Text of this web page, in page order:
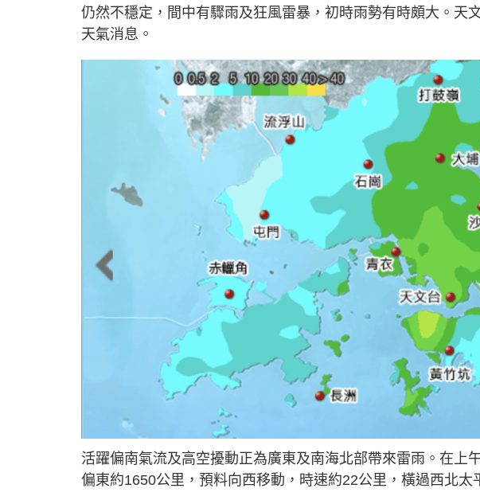
仍然不穩定，間中有驟雨及狂風雷暴，初時雨勢有時頗大。天
天氣消息。
活躍偏南氣流及高空擾動正為廣東及南海北部帶來雷雨。在上
偏東約1650公里，預料向西移動，時速約22公里，橫過西北太